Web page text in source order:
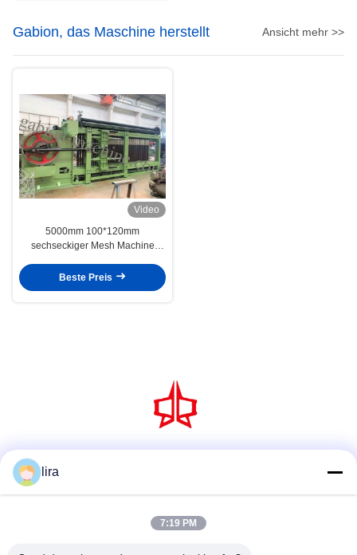
Gabion, das Maschine herstellt Ansicht mehr >>
Video
5000mm 100*120mm
sechseckiger Mesh Machine
Verteidigungs-Korb
Beste Preis
lira
7:19 PM